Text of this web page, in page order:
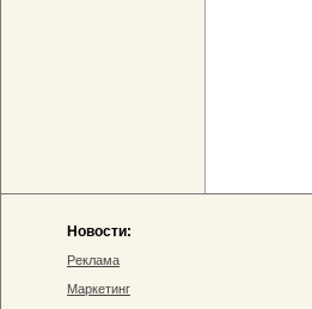
Новости:
Реклама
Маркетинг